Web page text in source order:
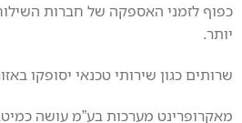
כפוף לזמני האספקה של חברות
יותר.
שרותים כגון שירותי טכנאי יסופקו
מאקרופרינט מערכות בע”מ עושה